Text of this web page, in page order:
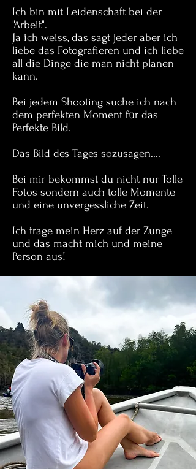
​​Ich bin mit Leidenschaft bei der
"Arbeit".
Ja ich weiss, das sagt jeder aber ich
liebe das Fotografieren und ich liebe
all die Dinge die man nicht planen
kann.
Bei jedem Shooting suche ich nach
dem perfekten Moment für das
Perfekte Bild.
Das Bild des Tages sozusagen....
Bei mir bekommst du nicht nur Tolle
Fotos sondern auch tolle Momente
und eine unvergessliche Zeit.
Ich trage mein Herz auf der Zunge
und das macht mich und meine
Person aus!